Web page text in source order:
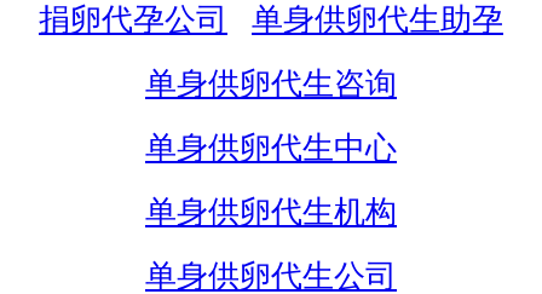
捐卵代孕公司
单身供卵代生助孕
单身供卵代生咨询
单身供卵代生中心
单身供卵代生机构
单身供卵代生公司